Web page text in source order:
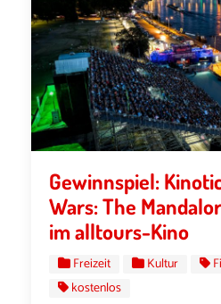
Gewinnspiel:
Wars: The
im alltours-Kino
Freizeit Kultur
kostenlos